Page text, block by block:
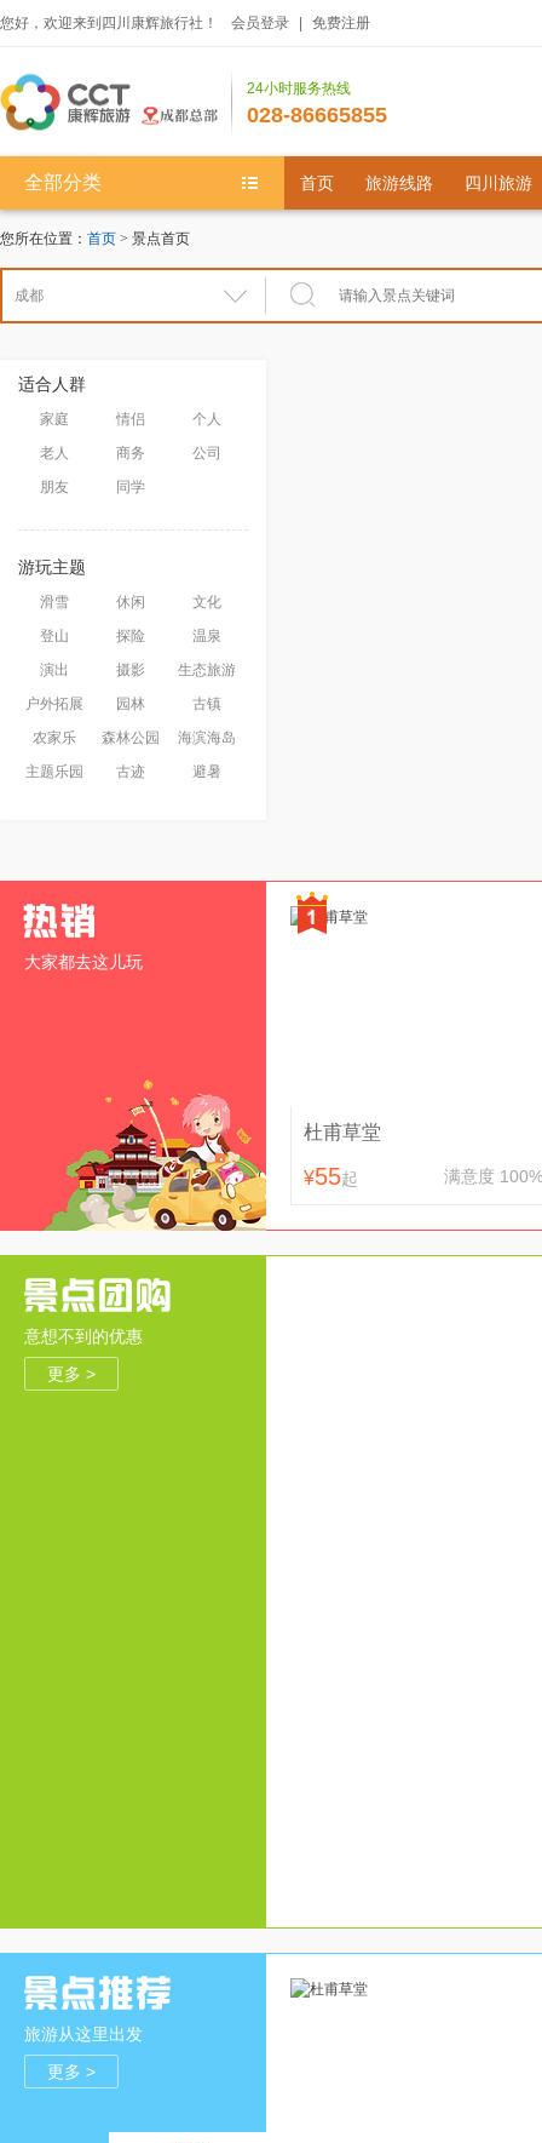
您好，欢迎来到四川康辉旅行社！ 会员登录 免费注册
24小时服务热线
028-86665855
全部分类 首页 旅游线路 四川旅游
您所在位置： 首页 > 景点首页
适合人群
家庭 情侣
个人
老人
商务
公司
朋友
同学
游玩主题
滑雪 休闲
文化
登山
探险
温泉
演出
摄影
生态旅游
户外拓展
园林
古镇
农家乐
森林公园
海滨海岛
主题乐园
古迹 避暑
大家都去这儿玩
杜甫草堂
满意度 100%
¥55起
意想不到的优惠
更多 >
旅游从这里出发
更多 >